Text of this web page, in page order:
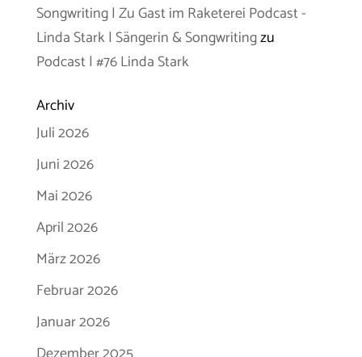
Songwriting | Zu Gast im Raketerei Podcast -
Linda Stark | Sängerin & Songwritingzu
Podcast | #76 Linda Stark
Archiv
Juli 2026
Juni 2026
Mai 2026
April 2026
März 2026
Februar 2026
Januar 2026